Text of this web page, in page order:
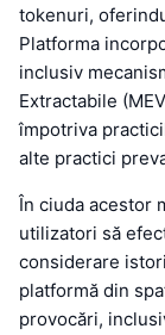
tokenuri,
Platforma
inclusiv
Extractabile
împotriva
alte practici
În ciuda acestor
utilizatori să
considerare
platformă din
provocări,